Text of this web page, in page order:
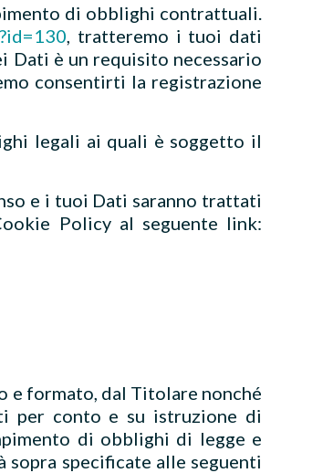
di obblighi contrattuali.
, tratteremo i tuoi dati
Dati è un requisito necessario
consentirti la registrazione
legali ai quali è soggetto il
e i tuoi Dati saranno trattati
Policy al seguente link:
e formato, dal Titolare nonché
per conto e su istruzione di
di obblighi di legge e
specificate alle seguenti